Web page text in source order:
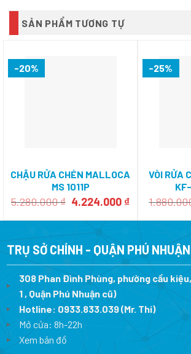
SẢN PHẨM TƯƠNG TỰ
-20%
CHẬU RỬA CHÉN MALLOCA
MS 1011P
5.280.000₫ Giá
là:
4.224.000 ₫Giá
tại
4.224.000 ₫.
-25%
VÒI RỬA
TRỤ SỞ CHÍNH - QUẬN PHÚ NHUẬN
308 Phan Đình Phùng, phường cầu
1 , Quận Phú Nhuận cũ)
Hotline: 0933.833.039(Mr. Thi)
Mở cửa: 8h-22h
Xem bản đồ